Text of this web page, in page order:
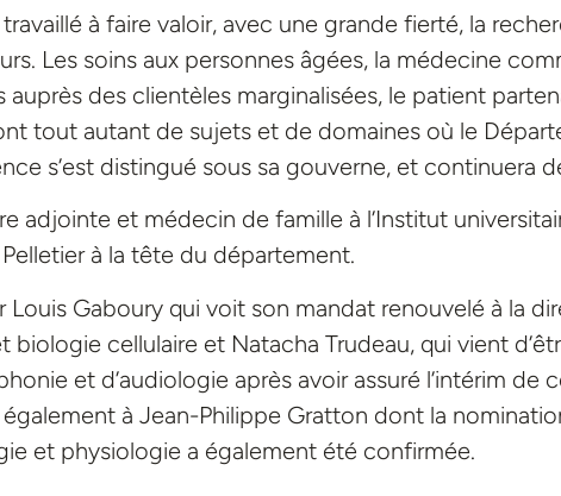
à faire valoir, avec une grande fierté, la
Les soins aux personnes âgées, la médecine
auprès des clientèles marginalisées, le patient
tout autant de sujets et de domaines où le
s’est distingué sous sa gouverne, et continuera
adjointe et médecin de famille à l’Institut
à la tête du département.
Louis Gaboury qui voit son mandat renouvelé à la
cellulaire et Natacha Trudeau, qui vient
et d’audiologie après avoir assuré l’intérim de
à Jean-Philippe Gratton dont la
et physiologie a également été confirmée.